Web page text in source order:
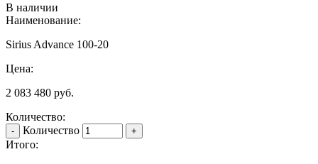
В наличии
Наименование:
Sirius Advance 100-20
Цена:
2 083 480 руб.
Количество:
Количество
Итого: